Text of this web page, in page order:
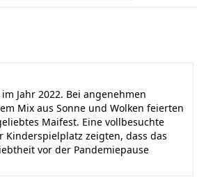
Jahr 2022. Bei angenehmen
Mix aus Sonne und Wolken feierten
Maifest. Eine vollbesuchte
Kinderspielplatz zeigten, dass das
vor der Pandemiepause